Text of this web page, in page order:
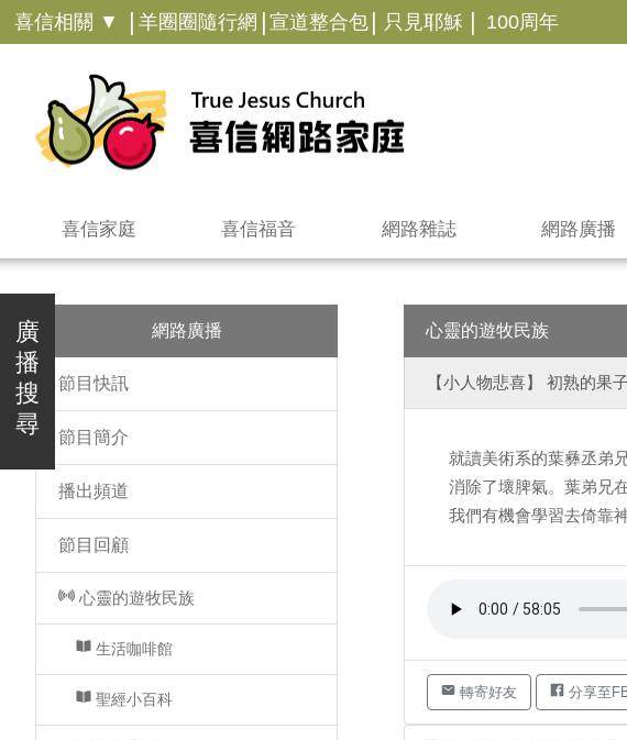
喜信相關 ▼ | 羊圈圈隨行網 | 宣道整合包 | 只見耶穌 | 100周年
喜信家庭 喜信福音 網路雜誌 網路廣播
廣
播
搜
尋
網路廣播
節目快訊
節目簡介
播出頻道
節目回顧
心靈的遊牧民族
生活咖啡館
聖經小百科
心靈的遊牧民族
【小人物悲喜】 初熟的果
就讀美術系的葉彝丞弟
消除了壞脾氣。葉弟兄
我們有機會學習去倚靠
轉寄好友 分享至